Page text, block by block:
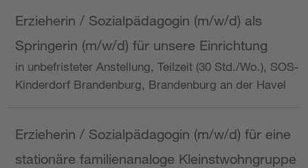
Erzieherin / Sozialpädagogin (m/w/d) als
Springerin (m/w/d) für unsere Einrichtung
in unbefristeter Anstellung, Teilzeit (30 Std./Wo.), SOS-
Kinderdorf Brandenburg, Brandenburg an der Havel
Erzieherin / Sozialpädagogin (m/w/d) für eine
stationäre familienanaloge Kleinstwohngruppe